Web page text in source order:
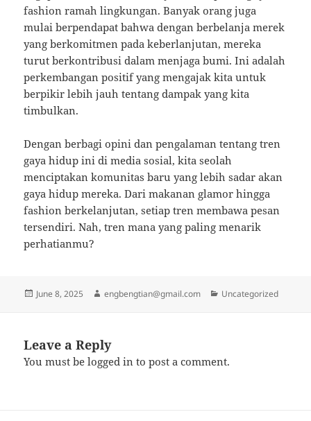
fashion ramah lingkungan. Banyak orang juga
mulai berpendapat bahwa dengan berbelanja merek
yang berkomitmen pada keberlanjutan, mereka
turut berkontribusi dalam menjaga bumi. Ini adalah
perkembangan positif yang mengajak kita untuk
berpikir lebih jauh tentang dampak yang kita
timbulkan.
Dengan berbagi opini dan pengalaman tentang tren
gaya hidup ini di media sosial, kita seolah
menciptakan komunitas baru yang lebih sadar akan
gaya hidup mereka. Dari makanan glamor hingga
fashion berkelanjutan, setiap tren membawa pesan
tersendiri. Nah, tren mana yang paling menarik
perhatianmu?
Posted
June 8, 2025 Author
engbengtian@gmail.com Categories
Uncategorized
Leave a Reply
You must belogged in to post a comment.